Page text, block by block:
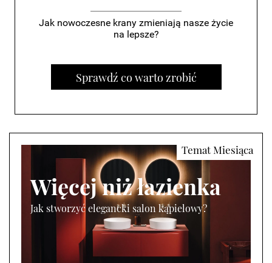
Jak nowoczesne krany zmieniają nasze życie
na lepsze?
Sprawdź co warto zrobić
Więcej niż łazienka
Jak stworzyć elegancki salon kąpielowy?